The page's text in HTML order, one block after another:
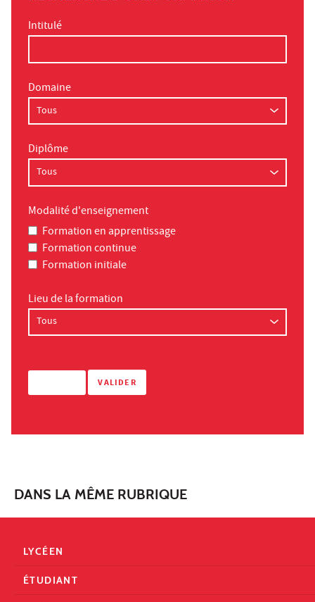
Intitulé
Domaine
Diplôme
Modalité d'enseignement
Formation en apprentissage
Formation continue
Formation initiale
Lieu de la formation
DANS LA MÊME RUBRIQUE
LYCÉEN
ÉTUDIANT